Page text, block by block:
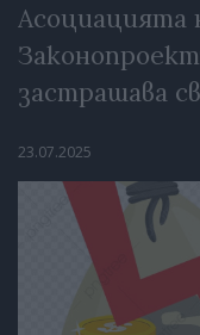
Асоциацията
застрашава
23.07.2025